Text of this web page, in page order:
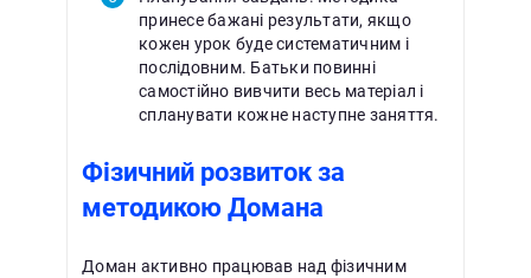
принесе бажані результати, якщо
кожен урок буде систематичним і
послідовним. Батьки повинні
самостійно вивчити весь матеріал і
спланувати кожне наступне заняття.
Фізичний розвиток за
методикою Домана
Доман активно працював над фізичним